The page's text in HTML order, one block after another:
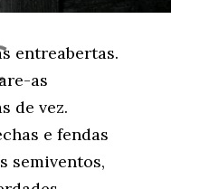
entreabertas.
as
de vez.
e fendas
semiventos,